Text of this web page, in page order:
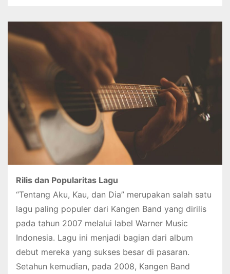
Rilis dan Popularitas Lagu
“Tentang Aku, Kau, dan Dia” merupakan salah satu
lagu paling populer dari Kangen Band yang dirilis
pada tahun 2007 melalui label Warner Music
Indonesia. Lagu ini menjadi bagian dari album
debut mereka yang sukses besar di pasaran.
Setahun kemudian, pada 2008, Kangen Band